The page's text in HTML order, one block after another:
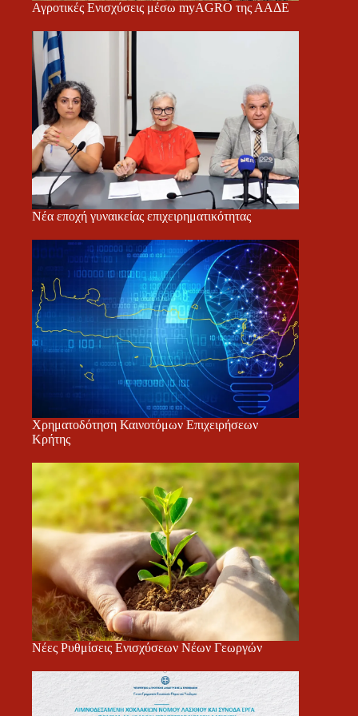
Αγροτικές Ενισχύσεις μέσω myAGRO της ΑΑΔΕ
Νέα εποχή γυναικείας επιχειρηματικότητας
Χρηματοδότηση Καινοτόμων Επιχειρήσεων
Κρήτης
Νέες Ρυθμίσεις Ενισχύσεων Νέων Γεωργών